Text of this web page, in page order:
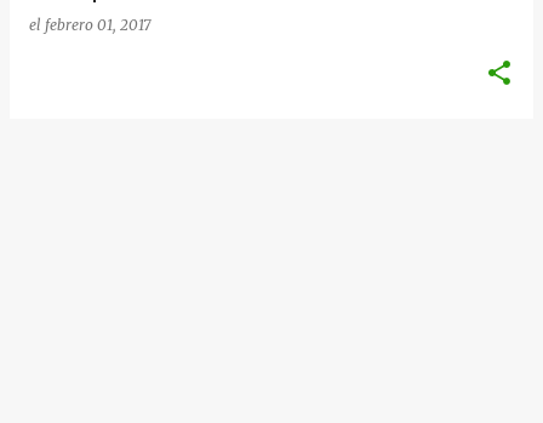
el febrero 01, 2017